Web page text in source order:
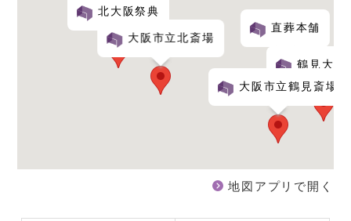
直葬本舗
鶴見大阪
北大阪祭典
大阪市立鶴見斎場
大阪市立北斎場
地図アプリで開く